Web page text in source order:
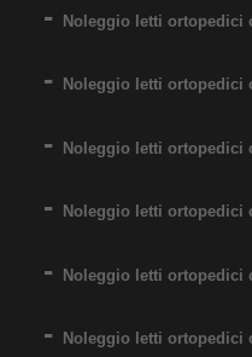
Noleggio letti ortopedici
Noleggio letti ortopedici
Noleggio letti ortopedici
Noleggio letti ortopedici
Noleggio letti ortopedici
Noleggio letti ortopedici